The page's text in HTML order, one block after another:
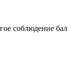
соблюдение